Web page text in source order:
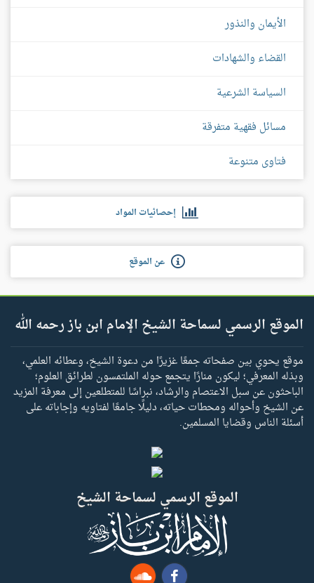
الأيمان والنذور
القضاء والشهادات
السياسة الشرعية
مسائل فقهية متفرقة
فتاوى متنوعة
إحصائيات المواد
عن الموقع
الموقع الرسمي لسماحة الشيخ الإمام ابن باز رحمه الله
موقع يحوي بين صفحاته جمعًا غزيرًا من دعوة الشيخ، وعطائه العلمي،
وبذله المعرفي؛ ليكون منارًا يتجمع حوله الملتمسون لطرائق العلوم؛
الباحثون عن سبل الاعتصام والرشاد، نبراسًا للمتطلعين إلى معرفة المزيد
عن الشيخ وأحواله ومحطات حياته، دليلًا جامعًا لفتاويه وإجاباته على
أسئلة الناس وقضايا المسلمين.
الموقع الرسمي لسماحة الشيخ